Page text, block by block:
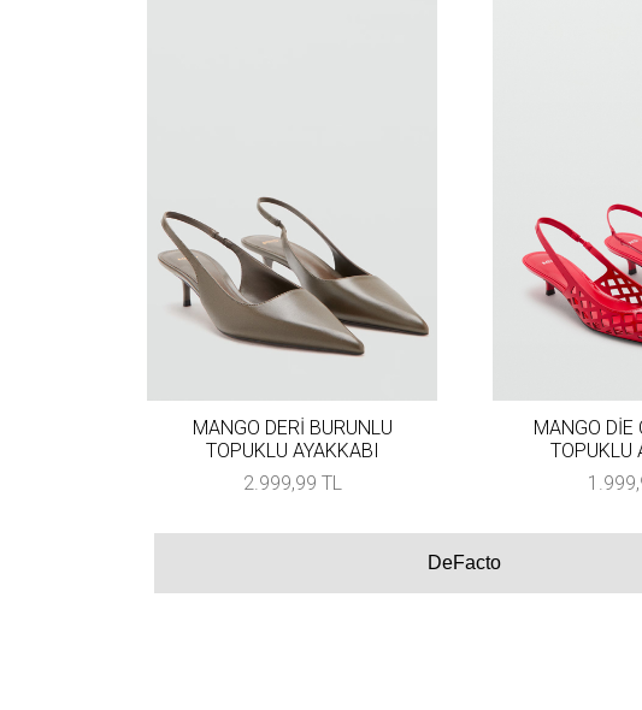
MANGO DERİ BURUNLU
TOPUKLU AYAKKABI
2.999,99 TL
MANGO DİE
TOPUKLU
DeFacto